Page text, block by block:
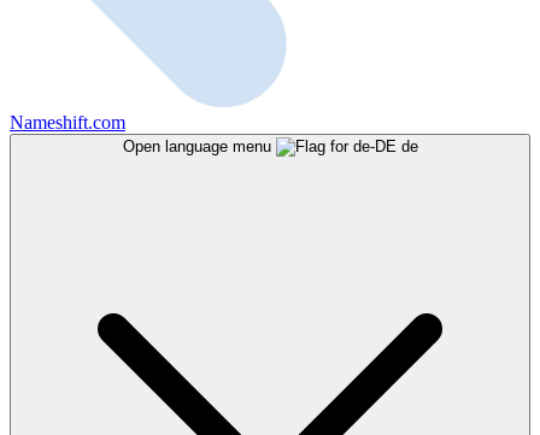
Nameshift.com
Open language menu de